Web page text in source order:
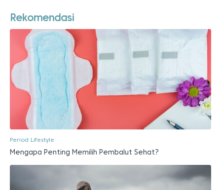
Period Lifestyle
Mengapa Penting Memilih Pembalut Sehat?